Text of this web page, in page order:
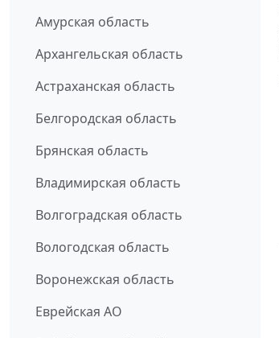
Амурская область
Архангельская область
Астраханская область
Белгородская область
Брянская область
Владимирская область
Волгоградская область
Вологодская область
Воронежская область
Еврейская АО